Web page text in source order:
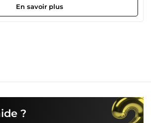
vidéo. 💼🎵 Avec un tarif de 6,99
vous propose des services
dans vos projets créatifs.
maintenant pour un service
qualité 💼✨
En savoir plus
?